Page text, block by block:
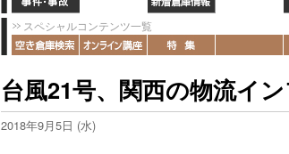
スペシャルコンテンツ一覧
台風21号、関西の物流イ
2018年9月5日 (水)